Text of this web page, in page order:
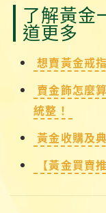
了解黃金
道更多
想賣黃金戒
賣金飾怎麼
統整！
黃金收購及
【黃金買賣